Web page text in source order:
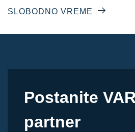
SLOBODNO VREME
Postanite
partner